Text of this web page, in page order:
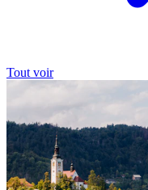
Tout voir